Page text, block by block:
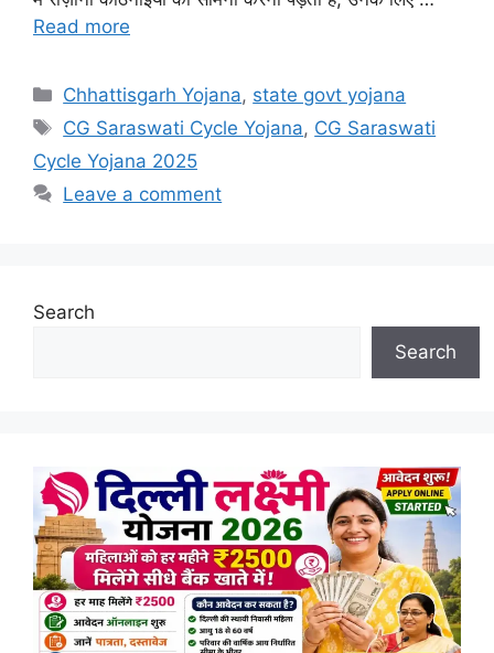
Read more
Categories
Chhattisgarh Yojana, state govt yojana
Tags
CG Saraswati Cycle Yojana, CG Saraswati
Cycle Yojana 2025
Leave a comment
Search
Search